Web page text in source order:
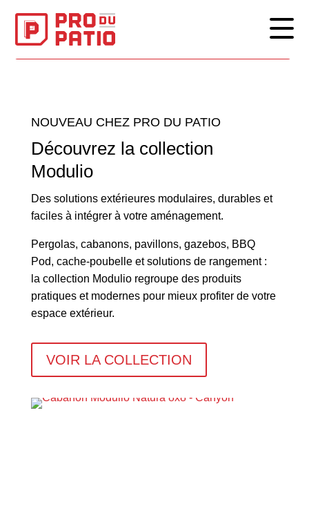
NOUVEAU CHEZ PRO DU PATIO
Découvrez la collection
Modulio
Des solutions extérieures modulaires, durables et
faciles à intégrer à votre aménagement.
Pergolas, cabanons, pavillons, gazebos, BBQ
Pod, cache-poubelle et solutions de rangement :
la collection Modulio regroupe des produits
pratiques et modernes pour mieux profiter de votre
espace extérieur.
VOIR LA COLLECTION